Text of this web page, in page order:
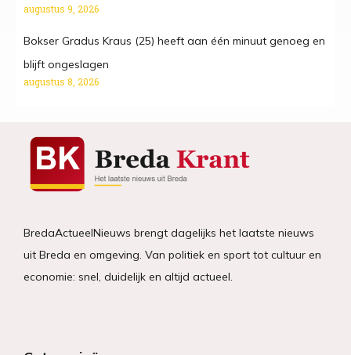
augustus 9, 2026
Bokser Gradus Kraus (25) heeft aan één minuut genoeg en
blijft ongeslagen
augustus 8, 2026
BredaActueelNieuws brengt dagelijks het laatste nieuws
uit Breda en omgeving. Van politiek en sport tot cultuur en
economie: snel, duidelijk en altijd actueel.